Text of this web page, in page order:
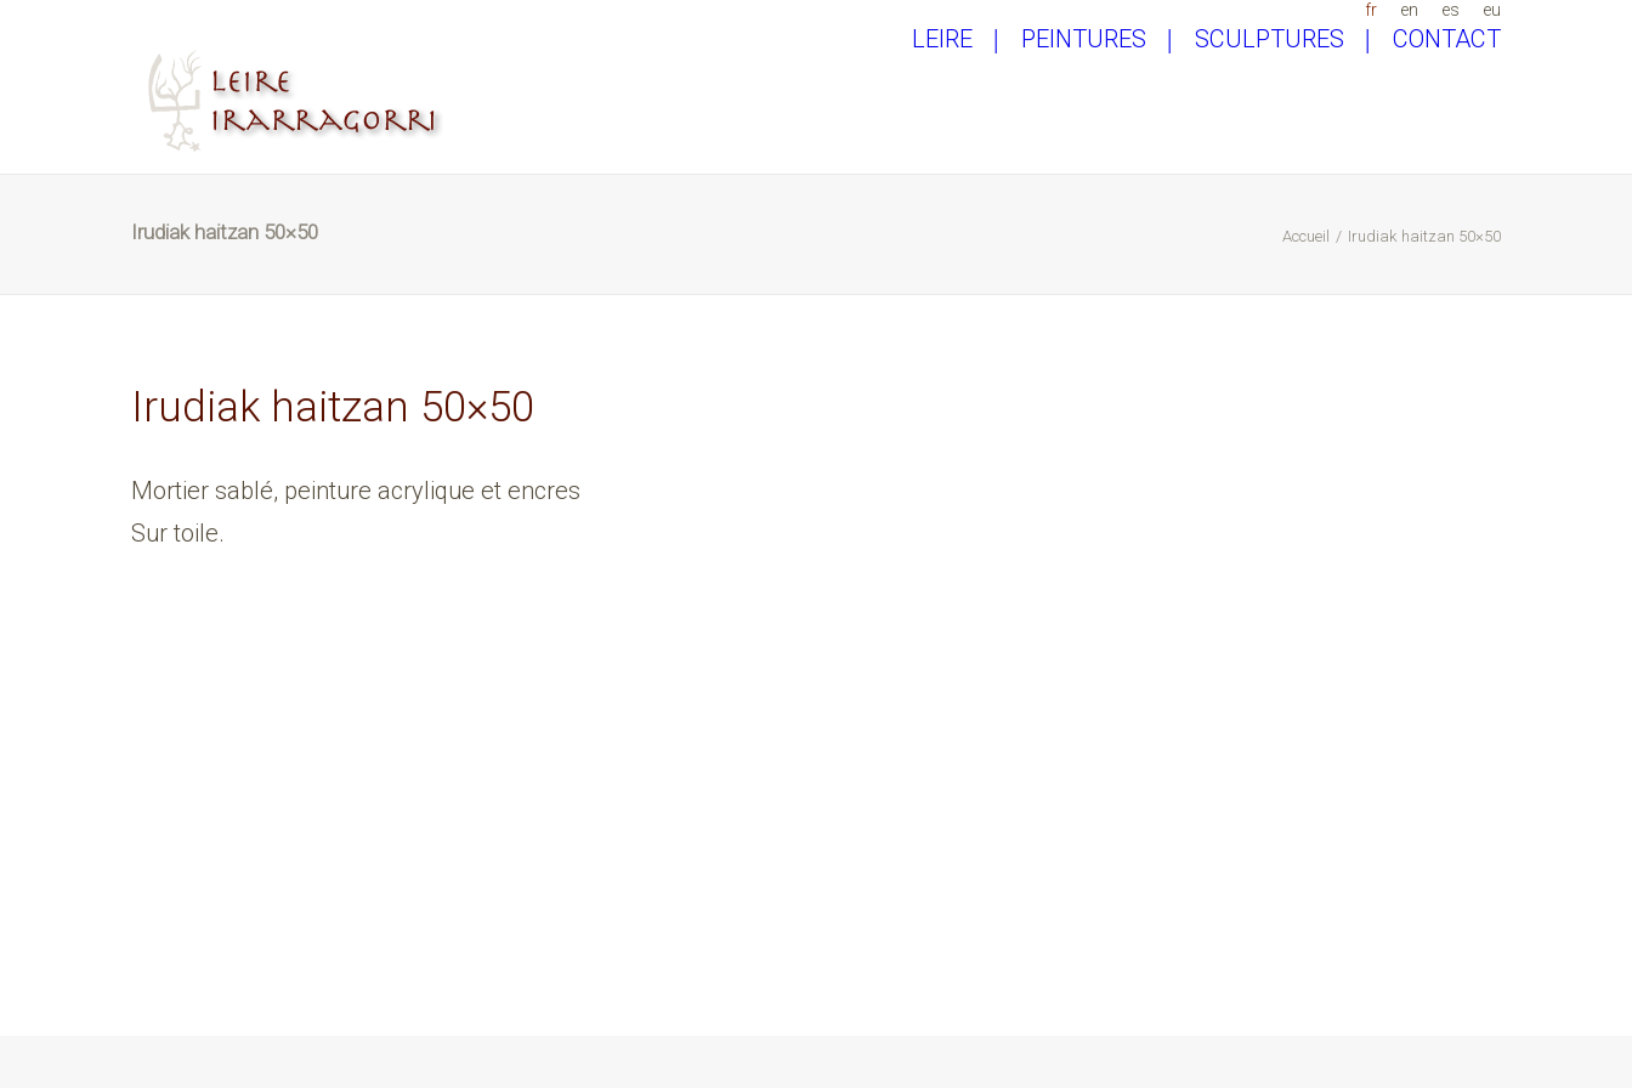
fr en es eu
LEIRE PEINTURES SCULPTURES CONTACT
Irudiak haitzan 50×50 Accueil Irudiak haitzan 50×50
Irudiak haitzan 50×50
Mortier sablé, peinture acrylique et encres
Sur toile.